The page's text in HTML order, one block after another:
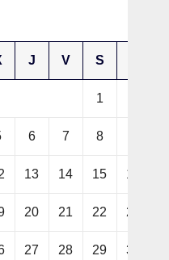
J V S
1
6 7 8
13 14 15 16
20 21 22 23
27 28 29 30